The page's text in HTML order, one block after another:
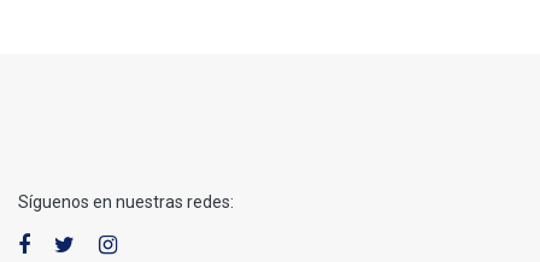
Síguenos en nuestras redes: